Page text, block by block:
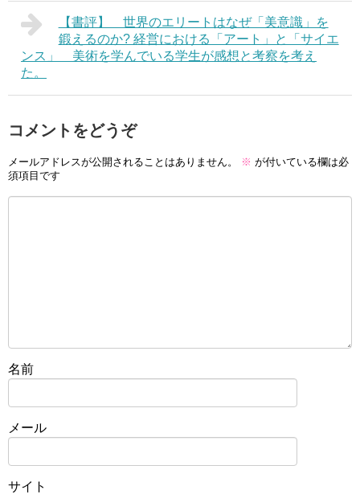
【書評】 世界のエリートはなぜ「美意識」を
鍛えるのか? 経営における「アート」と「サイエ
ンス」 美術を学んでいる学生が感想と考察を考え
た。
コメントをどうぞ
メールアドレスが公開されることはありません。 ※ が付いている欄は必
須項目です
名前
メール
サイト